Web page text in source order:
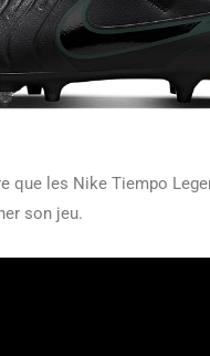
que les Nike Tiempo
son jeu.